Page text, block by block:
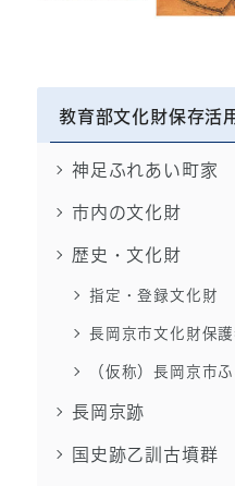
教育部文化財保存活
神足ふれあい町家
市内の文化財
歴史・文化財
指定・登録文化財
長岡京市文化財保
（仮称）長岡京市
長岡京跡
国史跡乙訓古墳群